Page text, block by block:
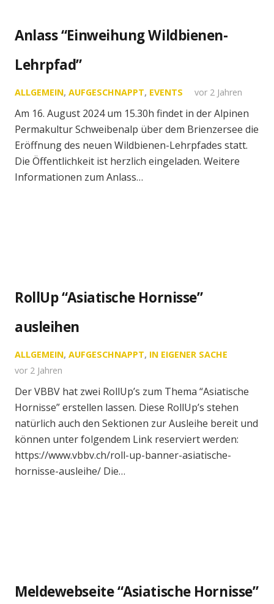
Anlass “Einweihung Wildbienen-
Lehrpfad”
ALLGEMEIN, AUFGESCHNAPPT, EVENTS vor 2 Jahren
Am 16. August 2024 um 15.30h findet in der Alpinen
Permakultur Schweibenalp über dem Brienzersee die
Eröffnung des neuen Wildbienen-Lehrpfades statt.
Die Öffentlichkeit ist herzlich eingeladen. Weitere
Informationen zum Anlass…
RollUp “Asiatische Hornisse”
ausleihen
ALLGEMEIN, AUFGESCHNAPPT, IN EIGENER SACHE
vor 2 Jahren
Der VBBV hat zwei RollUp’s zum Thema “Asiatische
Hornisse” erstellen lassen. Diese RollUp’s stehen
natürlich auch den Sektionen zur Ausleihe bereit und
können unter folgendem Link reserviert werden:
https://www.vbbv.ch/roll-up-banner-asiatische-
hornisse-ausleihe/ Die…
Meldewebseite “Asiatische Hornisse”